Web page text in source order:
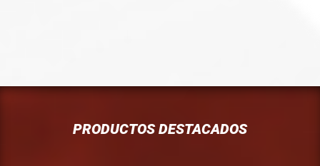
PRODUCTOS DESTACADOS